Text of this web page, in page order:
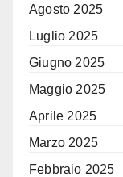
Agosto 2025
Luglio 2025
Giugno 2025
Maggio 2025
Aprile 2025
Marzo 2025
Febbraio 2025